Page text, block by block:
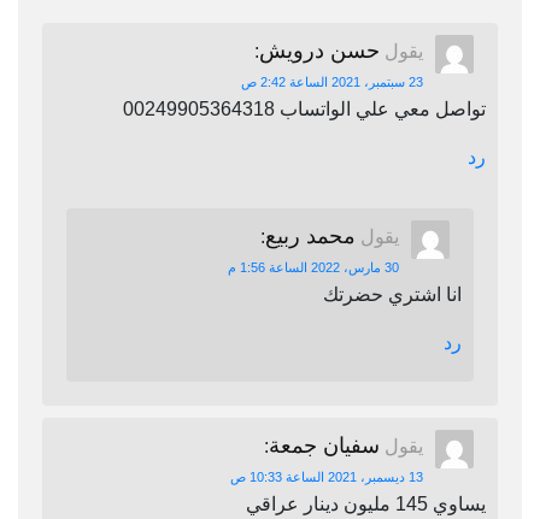
يقول حسن درويش:
23 سبتمبر، 2021 الساعة 2:42 ص
تواصل معي علي الواتساب 00249905364318
رد
يقول محمد ربيع:
30 مارس، 2022 الساعة 1:56 م
انا اشتري حضرتك
رد
يقول سفيان جمعة:
13 ديسمبر، 2021 الساعة 10:33 ص
يساوي 145 مليون دينار عراقي